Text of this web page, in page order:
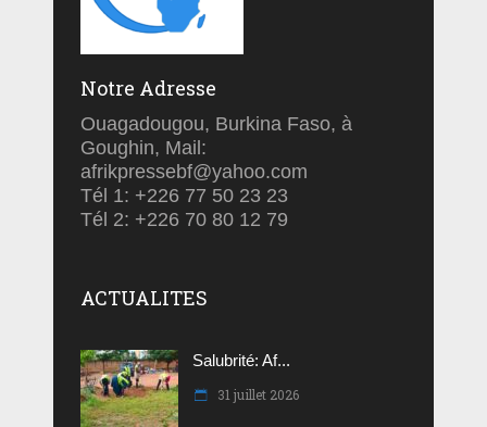
Notre Adresse
Ouagadougou, Burkina Faso, à
Goughin, Mail:
afrikpressebf@yahoo.com
Tél 1: +226 77 50 23 23
Tél 2: +226 70 80 12 79
ACTUALITES
Salubrité: Af...
31 juillet 2026